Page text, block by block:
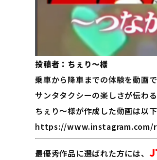
投稿者：ちぇり～様
乗車から降車までの体験を動画
サンタタクシーの楽しさが伝わ
ちぇり～様が作成した動画は以
https://www.instagram.com/
最優秀作品に選ばれた方には、